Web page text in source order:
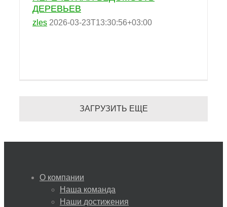
ДЕРЕВЬЕВ
zles 2026-03-23T13:30:56+03:00
ЗАГРУЗИТЬ ЕЩЕ
О компании
Наша команда
Наши достижения